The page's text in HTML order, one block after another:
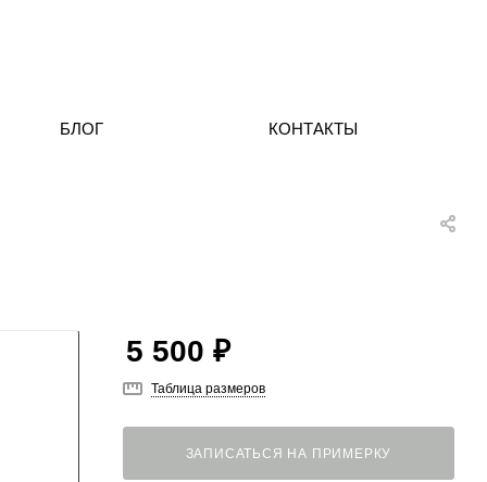
БЛОГ КОНТАКТЫ
5 500 ₽
Таблица размеров
ЗАПИСАТЬСЯ НА ПРИМЕРКУ